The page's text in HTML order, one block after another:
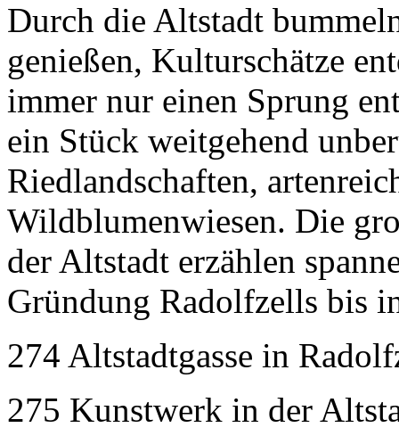
Durch die Altstadt
genießen, Kulturschätze
immer nur einen Sprung
ein Stück weitgehend
Riedlandschaften,
Wildblumenwiesen. Die
der Altstadt erzählen
Gründung Radolfzells bis
274 Altstadtgasse in
275 Kunstwerk in der